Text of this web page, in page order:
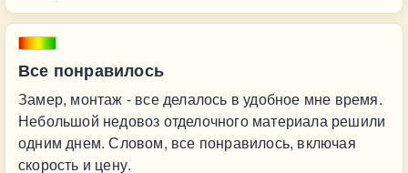
Все понравилось
Замер, монтаж - все делалось в удобное мне время.
Небольшой недовоз отделочного материала решили
одним днем. Словом, все понравилось, включая
скорость и цену.